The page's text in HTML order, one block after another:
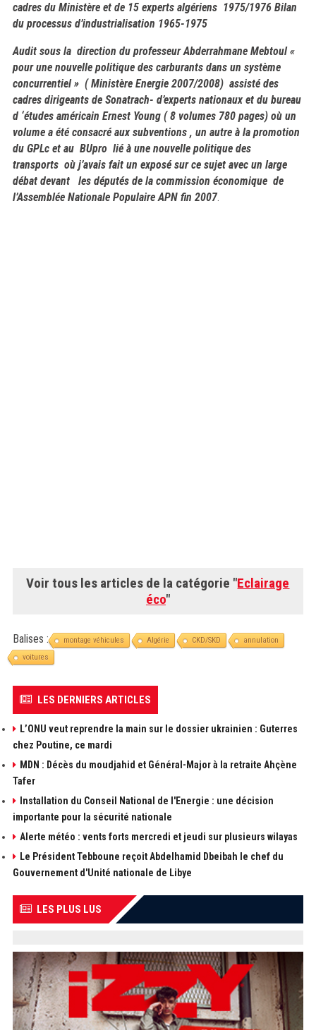
cadres du Ministère et de 15 experts algériens 1975/1976 Bilan
du processus d’industrialisation 1965-1975
Audit sous la direction du professeur Abderrahmane Mebtoul «
pour une nouvelle politique des carburants dans un système
concurrentiel » ( Ministère Energie 2007/2008) assisté des
cadres dirigeants de Sonatrach- d’experts nationaux et du bureau
d ‘études américain Ernest Young ( 8 volumes 780 pages) où un
volume a été consacré aux subventions , un autre à la promotion
du GPLc et au BUpro lié à une nouvelle politique des
transports où j’avais fait un exposé sur ce sujet avec un large
débat devant les députés de la commission économique de
l’Assemblée Nationale Populaire APN fin 2007.
Voir tous les articles de la catégorie "Eclairage
éco"
Balises : montage véhicules Algérie CKD/SKD
annulation
voitures
LES DERNIERS ARTICLES
L’ONU veut reprendre la main sur le dossier ukrainien : Guterres
chez Poutine, ce mardi
MDN : Décès du moudjahid et Général-Major à la retraite Ahçène
Tafer
Installation du Conseil National de l'Energie : une décision
importante pour la sécurité nationale
Alerte météo : vents forts mercredi et jeudi sur plusieurs wilayas
Le Président Tebboune reçoit Abdelhamid Dbeibah le chef du
Gouvernement d'Unité nationale de Libye
LES PLUS LUS